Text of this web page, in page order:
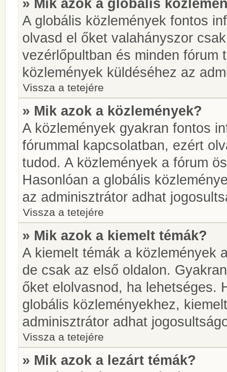
» Mik azok a globális
A globális közlemények fontos
olvasd el őket valahányszor
vezérlőpultban és minden fórum
közlemények küldéséhez az
Vissza a tetejére
» Mik azok a közlemények?
A közlemények gyakran fontos
fórummal kapcsolatban, ezért
tudod. A közlemények a fórum
Hasonlóan a globális
az adminisztrátor adhat
Vissza a tetejére
» Mik azok a kiemelt témák?
A kiemelt témák a közlemények
de csak az első oldalon.
őket elolvasnod, ha lehetséges.
globális közleményekhez,
adminisztrátor adhat
Vissza a tetejére
» Mik azok a lezárt témák?